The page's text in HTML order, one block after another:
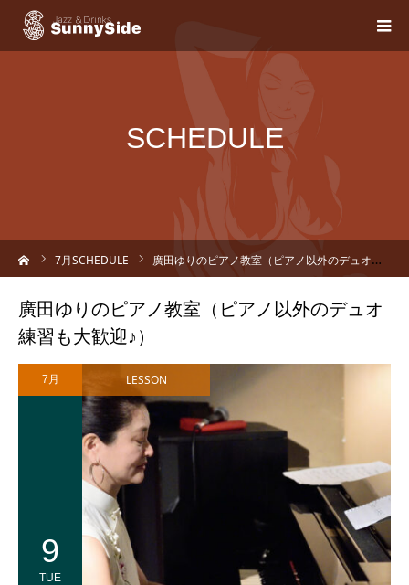
SCHEDULE
7月SCHEDULE 廣田ゆりのピアノ教室（ピアノ以外のデュオ練習も大歓迎♪）
廣田ゆりのピアノ教室（ピアノ以外のデュオ
練習も大歓迎♪）
7月
9
TUE
LESSON